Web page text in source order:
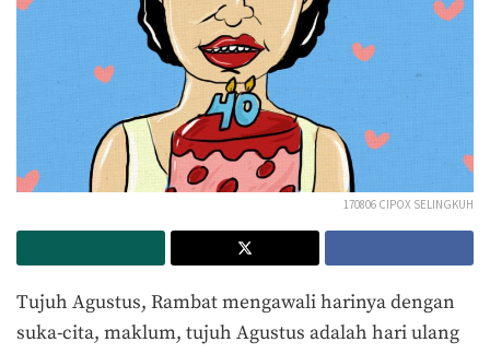
170806 CIPOX SELINGKUH
Tujuh Agustus, Rambat mengawali harinya dengan
suka-cita, maklum, tujuh Agustus adalah hari ulang